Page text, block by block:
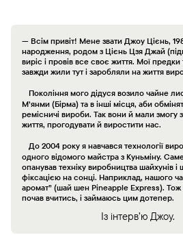
— Всім привіт! Мене звати Джоу Цієнь,
народження, родом з Цієнь Цзя Джай
виріс і провів все своє життя. Мої предки
завжди жили тут і заробляли на життя
Покоління мого дідуся возило чайне
М’янми (Бірма) та в інші місця, аби
ремісничі вироби. Так вони й мали змогу
життя, прогодувати й виростити нас.
До 2004 року я навчався технології
одного відомого майстра з Куньміну.
опанував техніку виробництва шайхунів і
фіксацією на сонці. Наприклад, нашого
аромат” (шай шен Pineapple Express). Тож
почав вчитись, і займаюсь цим дотепер.
Із інтерв’ю Джоу.